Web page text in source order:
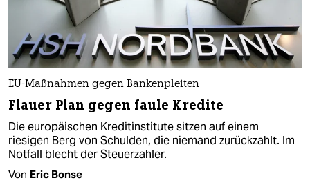
EU-Maßnahmen gegen Bankenpleiten
Flauer Plan gegen faule Kredite
Die europäischen Kreditinstitute sitzen auf einem
riesigen Berg von Schulden, die niemand zurückzahlt. Im
Notfall blecht der Steuerzahler.
Von Eric Bonse